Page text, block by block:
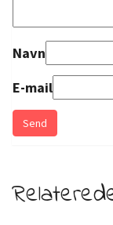
Navn
E-mail